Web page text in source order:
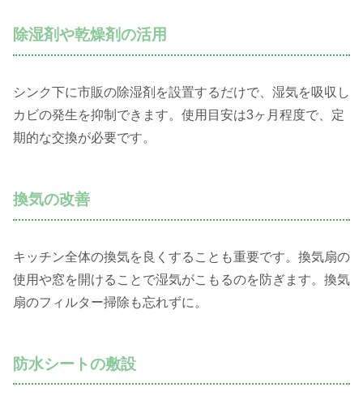
除湿剤や乾燥剤の活用
シンク下に市販の除湿剤を設置するだけで、湿気を吸収し
カビの発生を抑制できます。使用目安は3ヶ月程度で、定
期的な交換が必要です。
換気の改善
キッチン全体の換気を良くすることも重要です。換気扇の
使用や窓を開けることで湿気がこもるのを防ぎます。換気
扇のフィルター掃除も忘れずに。
防水シートの敷設